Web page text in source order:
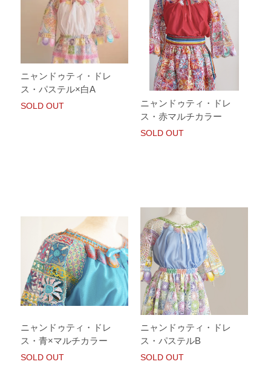
ニャンドゥティ・ドレ
ス・パステル×白A
SOLD OUT
ニャンドゥティ・ドレ
ス・赤マルチカラー
SOLD OUT
ニャンドゥティ・ドレ
ス・青×マルチカラー
SOLD OUT
ニャンドゥティ・ドレ
ス・パステルB
SOLD OUT